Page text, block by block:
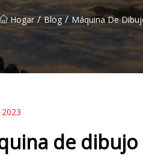
Hogar / Blog / Máquina De
de